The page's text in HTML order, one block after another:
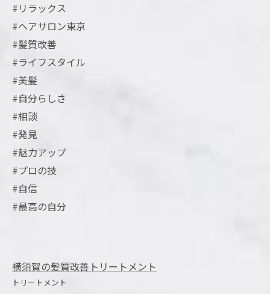
#リラックス
#ヘアサロン東京
#髪質改善
#ライフスタイル
#美髪
#自分らしさ
#相談
#発見
#魅力アップ
#プロの技
#自信
#最高の自分
横須賀の髪質改善トリートメント
トリートメント